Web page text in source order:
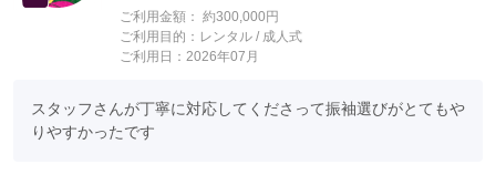
ご利用金額： 約300,000円
ご利用目的： レンタル / 成人式
ご利用日：2026年07月
スタッフさんが丁寧に対応してくださって振袖選びがとてもや
りやすかったです